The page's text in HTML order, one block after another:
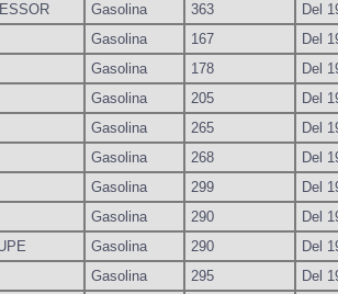
Gasolina 363
Del
Gasolina 167
Del
Gasolina 178
Del
Gasolina 205
Del
Gasolina 265
Del
Gasolina 268
Del
Gasolina 299
Del
Gasolina 290
Del
Gasolina 290
Del
Gasolina 295
Del